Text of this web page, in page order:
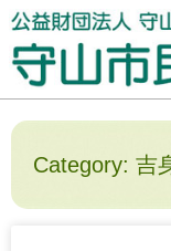
Category: 吉